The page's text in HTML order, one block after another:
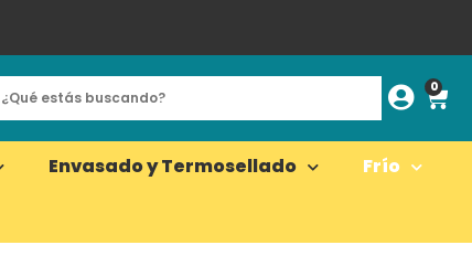
0
Envasado y Termosellado
Frío